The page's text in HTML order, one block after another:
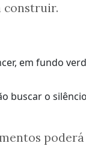
construir.
buscar o